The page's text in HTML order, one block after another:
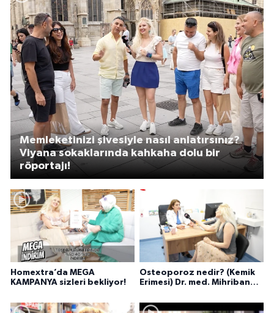
Homextra’da MEGA
KAMPANYA sizleri bekliyor!
Osteoporoz nedir? (Kemik
Erimesi) Dr. med. Mihriban
Memleketinizi şivesiyle nasıl anlatırsınız?
Viyana sokaklarında kahkaha dolu bir
röportajı!